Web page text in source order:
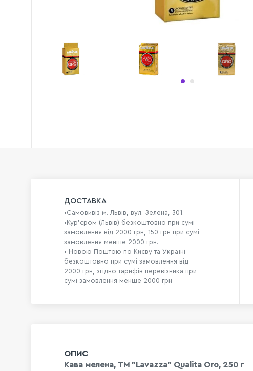
ДОСТАВКА
•Самовивіз м. Львів, вул. Зелена, 301.
•Кур'єром (Львів) безкоштовно при сумі
замовлення від 2000 грн, 150 грн при сумі
замовлення менше 2000 грн.
• Новою Поштою по Києву та Україні
безкоштовно при сумі замовлення від
2000 грн, згідно тарифів перевізника при
сумі замовлення менше 2000 грн
ОПИС
Кава мелена, ТМ "Lavazza" Qualita Oro, 250 г